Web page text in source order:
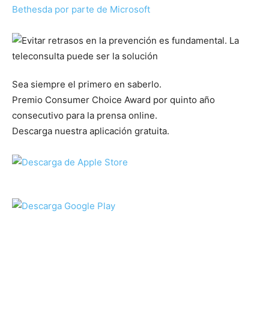
Bethesda por parte de Microsoft
Sea siempre el primero en saberlo.
Premio Consumer Choice Award por quinto año
consecutivo para la prensa online.
Descarga nuestra aplicación gratuita.